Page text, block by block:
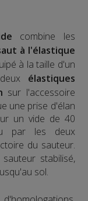
combine les
à l'élastique
à la taille d'un
élastiques
sur l'accessoire
une prise d'élan
un vide de 40
par les deux
du sauteur.
stabilisé,
sol.